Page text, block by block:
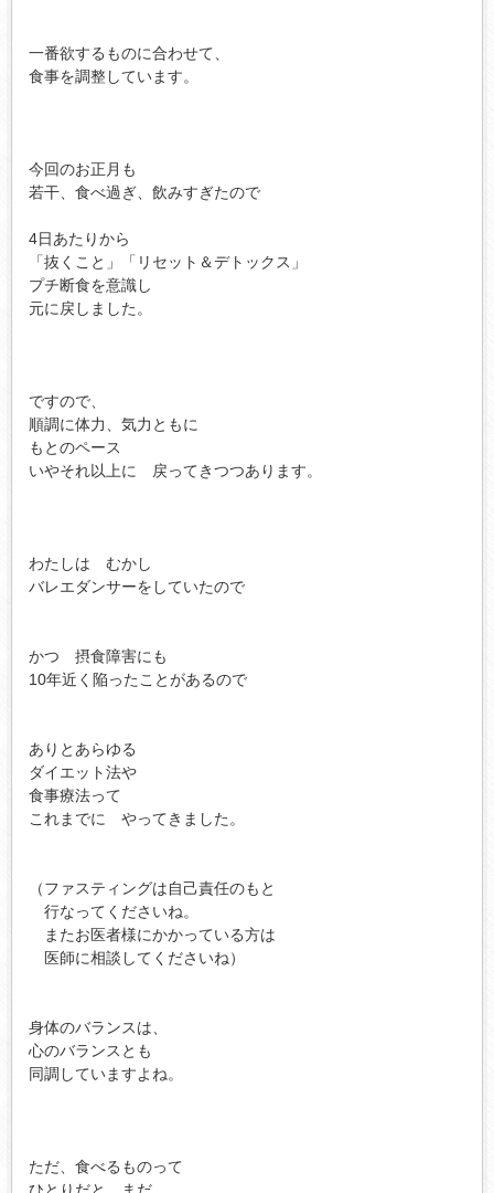
一番欲するものに合わせて、
食事を調整しています。
今回のお正月も
若干、食べ過ぎ、飲みすぎたので
4日あたりから
「抜くこと」「リセット＆デトックス」
プチ断食を意識し
元に戻しました。
ですので、
順調に体力、気力ともに
もとのペース
いやそれ以上に　戻ってきつつあります。
わたしは　むかし
バレエダンサーをしていたので
かつ　摂食障害にも
10年近く陥ったことがあるので
ありとあらゆる
ダイエット法や
食事療法って
これまでに　やってきました。
（ファスティングは自己責任のもと
行なってくださいね。
またお医者様にかかっている方は
医師に相談してくださいね）
身体のバランスは、
心のバランスとも
同調していますよね。
ただ、食べるものって
ひとりだと　まだ